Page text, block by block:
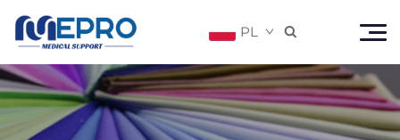
PL 